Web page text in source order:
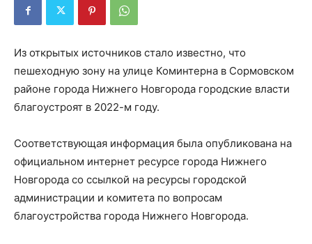
Из открытых источников стало известно, что
пешеходную зону на улице Коминтерна в Сормовском
районе города Нижнего Новгорода городские власти
благоустроят в 2022-м году.
Соответствующая информация была опубликована на
официальном интернет ресурсе города Нижнего
Новгорода со ссылкой на ресурсы городской
администрации и комитета по вопросам
благоустройства города Нижнего Новгорода.